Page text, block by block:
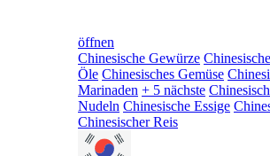
öffnen
Chinesische Gewürze
Öle Chinesisches Gemüse
Marinaden + 5 nächste
Nudeln Chinesische Essige
Chinesischer Reis